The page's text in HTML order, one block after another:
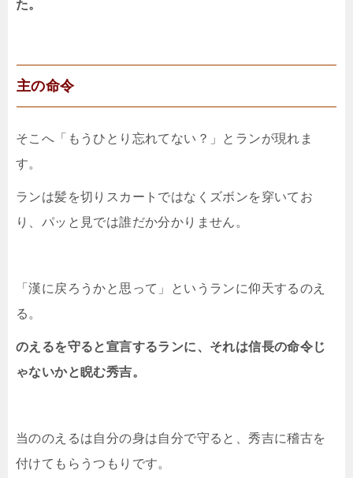
た。
主の命令
そこへ「もうひとり忘れてない？」とランが現れま
す。
ランは髪を切りスカートではなくズボンを穿いてお
り、パッと見では誰だか分かりません。
「漢に戻ろうかと思って」というランに仰天するのえ
る。
のえるを守ると宣言するランに、それは信長の命令じ
ゃないかと睨む秀吉。
当ののえるは自分の身は自分で守ると、秀吉に稽古を
付けてもらうつもりです。